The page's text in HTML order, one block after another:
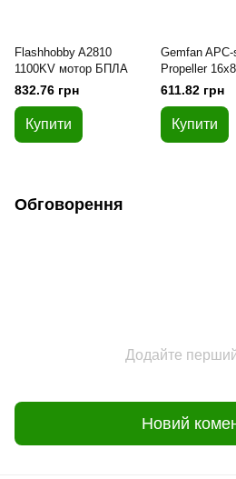
Flashhobby A2810
1100KV мотор БПЛА
832.76 грн
Купити
Gemfan
Propeller
611.82 грн
Купити
Обговорення
Додайте перший
Новий